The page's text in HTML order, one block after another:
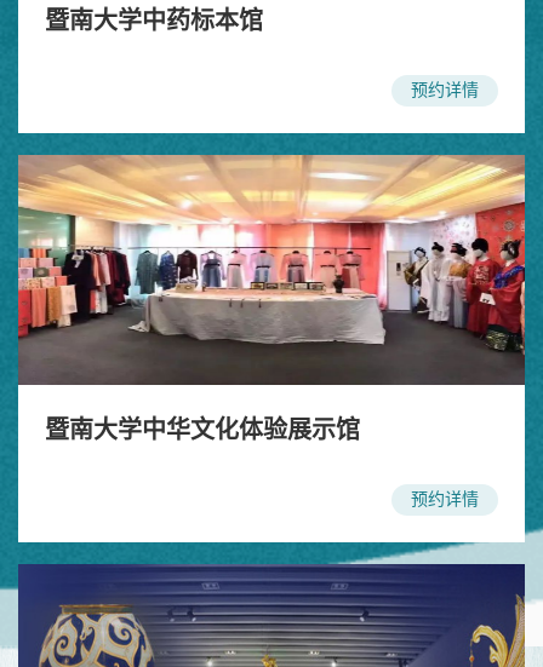
暨南大学中药标本馆
预约详情
暨南大学中华文化体验展示馆
预约详情